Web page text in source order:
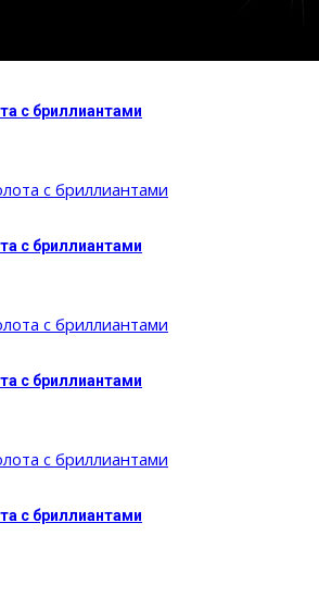
с бриллиантами
с бриллиантами
с бриллиантами
с бриллиантами